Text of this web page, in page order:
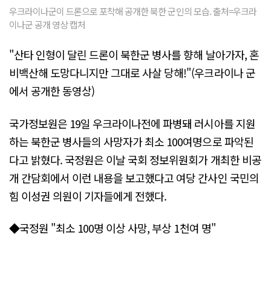
우크라이나군이 드론으로 포착해 공개한 북한 군인의 모습. 출처=우크라
이나군 공개 영상 캡처
"산타 인형이 달린 드론이 북한군 병사를 향해 날아가자, 혼
비백산해 도망다니지만 그대로 사살 당해!"(우크라이나 군
에서 공개한 동영상)
국가정보원은 19일 우크라이나전에 파병돼 러시아를 지원
하는 북한군 병사들의 사망자가 최소 100여명으로 파악된
다고 밝혔다. 국정원은 이날 국회 정보위원회가 개최한 비공
개 간담회에서 이런 내용을 보고했다고 여당 간사인 국민의
힘 이성권 의원이 기자들에게 전했다.
◆국정원 "최소 100명 이상 사망, 부상 1천여 명"